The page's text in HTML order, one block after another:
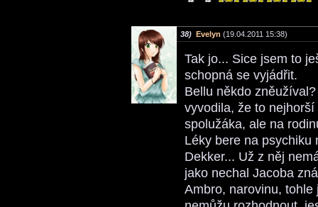
38) Evelyn (19.04.2011 15:38)
Tak jo... Sice jsem to
schopná se vyjádřit.
Bellu někdo
vyvodila, že to
spolužáka, ale na
Léky bere na psychiku
Dekker... Už z něj
jako nechal Jacoba
Ambro, narovinu,